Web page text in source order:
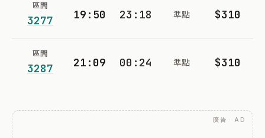
區間
3277 19:50 23:18 準點 $310
區間
3287 21:09 00:24 準點 $310
廣告 · AD